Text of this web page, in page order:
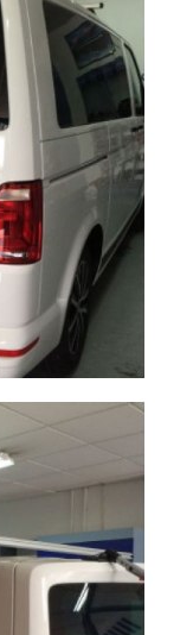
Ampliar